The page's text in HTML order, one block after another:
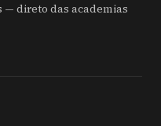
— direto das academias